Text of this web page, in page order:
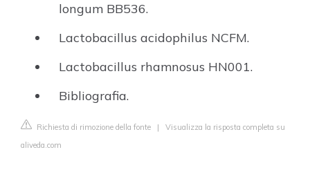
longum BB536.
Lactobacillus acidophilus NCFM.
Lactobacillus rhamnosus HN001.
Bibliografia.
Richiesta di rimozione della fonte | Visualizza la risposta completa su
aliveda.com